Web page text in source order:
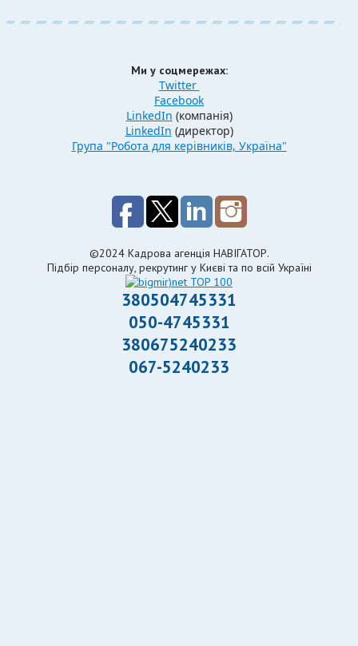
Ми у соцмережах:
Twitter
Facebook
LinkedIn (компанія)
LinkedIn (директор)
Група "Робота для керівників, Україна"
©2024 Кадрова агенція НАВІГАТОР.
Підбір персоналу, рекрутинг у Києві та по всій Україні
380504745331
050-4745331
380675240233
067-5240233